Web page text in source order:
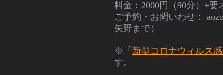
料金：2000円（90分）+要
ご予約・お問いわせ：
矢野まで）
※「 新型コロナウィルス
す。